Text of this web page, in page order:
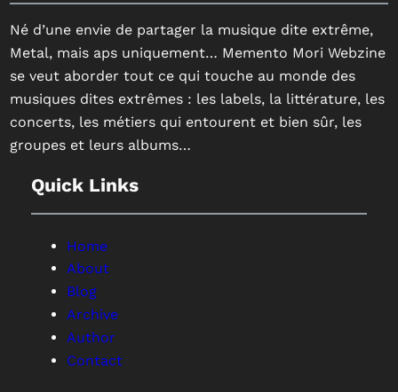
Né d’une envie de partager la musique dite extrême,
Metal, mais aps uniquement… Memento Mori Webzine
se veut aborder tout ce qui touche au monde des
musiques dites extrêmes : les labels, la littérature, les
concerts, les métiers qui entourent et bien sûr, les
groupes et leurs albums…
Quick Links
Home
About
Blog
Archive
Author
Contact